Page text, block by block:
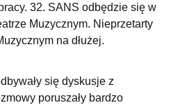
32. SANS odbędzie się w
Muzycznym. Nieprzetarty
na dłużej.
się dyskusje z
poruszały bardzo